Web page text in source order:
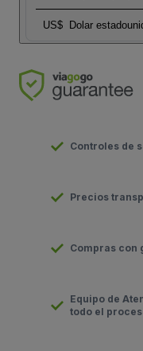
US$ Dolar
Controles de
Precios
Compras con
Equipo de
todo el